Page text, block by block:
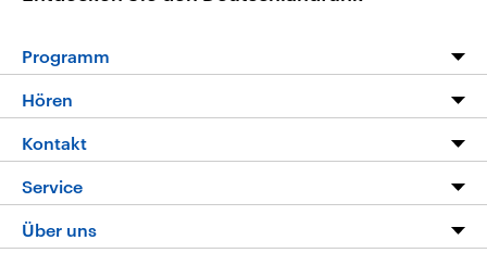
Programm
Programm
Die Nachrichten
Nachrichtenleicht
Neue Beiträge auf dlf.de
Hören
Livestream
Podcasts
Deutschlandfunk App
Kontakt
Hörerservice
Service
FAQ
Über uns